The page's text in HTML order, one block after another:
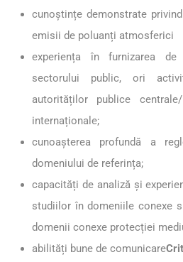
cunoștințe demonstrate
emisii de poluanți atmosferici
experiența în furnizarea
sectorului public, ori
autorităților publice
internaționale;
cunoașterea profundă a
domeniului de referința;
capacități de analiză și
studiilor în domeniile conexe
domenii conexe protecției
abilități bune de comunicare